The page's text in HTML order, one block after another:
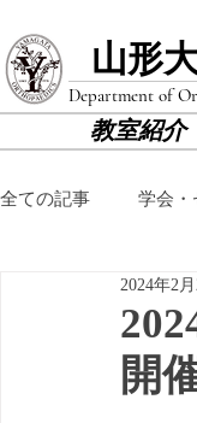
山形
Department of
教室紹介
全ての記事 学会・
開
2024年2月